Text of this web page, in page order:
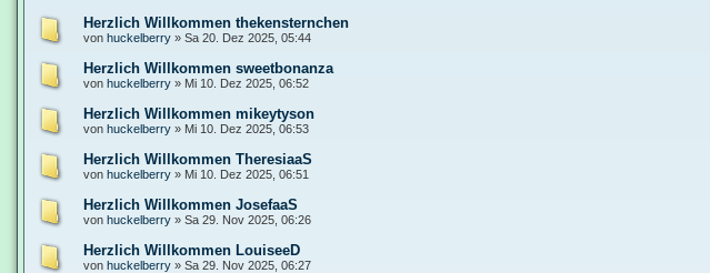
Herzlich Willkommen thekensternchen
von huckelberry » Sa 20. Dez 2025, 05:44
Herzlich Willkommen sweetbonanza
von huckelberry » Mi 10. Dez 2025, 06:52
Herzlich Willkommen mikeytyson
von huckelberry » Mi 10. Dez 2025, 06:53
Herzlich Willkommen TheresiaaS
von huckelberry » Mi 10. Dez 2025, 06:51
Herzlich Willkommen JosefaaS
von huckelberry » Sa 29. Nov 2025, 06:26
Herzlich Willkommen LouiseeD
von huckelberry » Sa 29. Nov 2025, 06:27